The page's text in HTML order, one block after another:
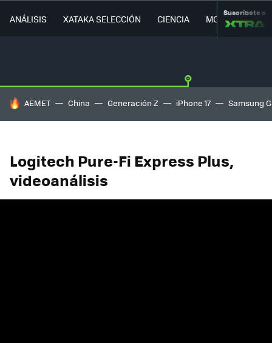
ANÁLISIS XATAKA SELECCIÓN CIENCIA MOVILIDAD
Suscríbete a
HOY SE HABLA DE
AEMET China Generación Z iPhone 17 Samsung
Logitech Pure-Fi Express Plus,
videoanálisis